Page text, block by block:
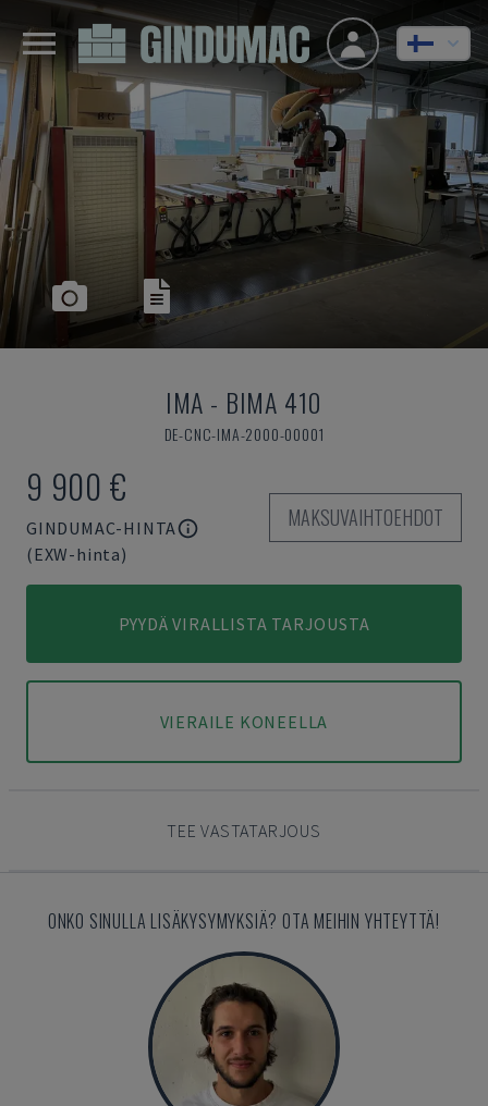
IMA - BIMA 410
DE-CNC-IMA-2000-00001
9 900 €
GINDUMAC-HINTA
(EXW-hinta)
MAKSUVAIHTOEHDOT
PYYDÄ VIRALLISTA TARJOUSTA
VIERAILE KONEELLA
TEE VASTATARJOUS
ONKO SINULLA LISÄKYSYMYKSIÄ? OTA MEIHIN YHTEYTTÄ!